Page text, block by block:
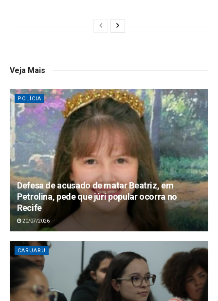
Veja Mais
POLÍCIA
Defesa de acusado de matar Beatriz, em
Petrolina, pede que júri popular ocorra no
Recife
20/07/2026
CARUARU